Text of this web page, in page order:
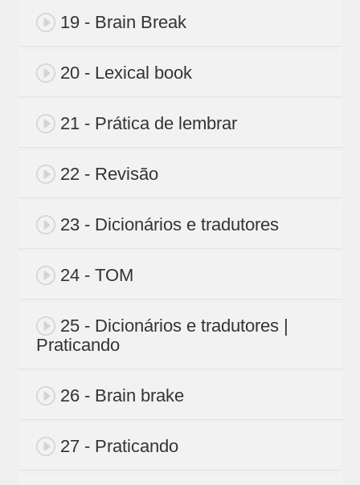
19 - Brain Break
20 - Lexical book
21 - Prática de lembrar
22 - Revisão
23 - Dicionários e tradutores
24 - TOM
25 - Dicionários e tradutores |
Praticando
26 - Brain brake
27 - Praticando